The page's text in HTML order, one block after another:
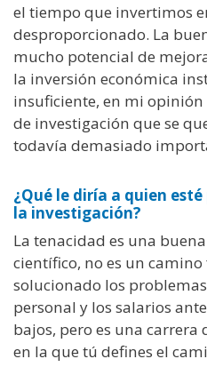
el tiempo que invertimos
desproporcionado. La
mucho potencial de
la inversión económica
insuficiente, en mi
de investigación que se
todavía demasiado
¿Qué le diría a quien
la investigación?
La tenacidad es una
científico, no es un
solucionado los
personal y los salarios
bajos, pero es una
en la que tú defines el